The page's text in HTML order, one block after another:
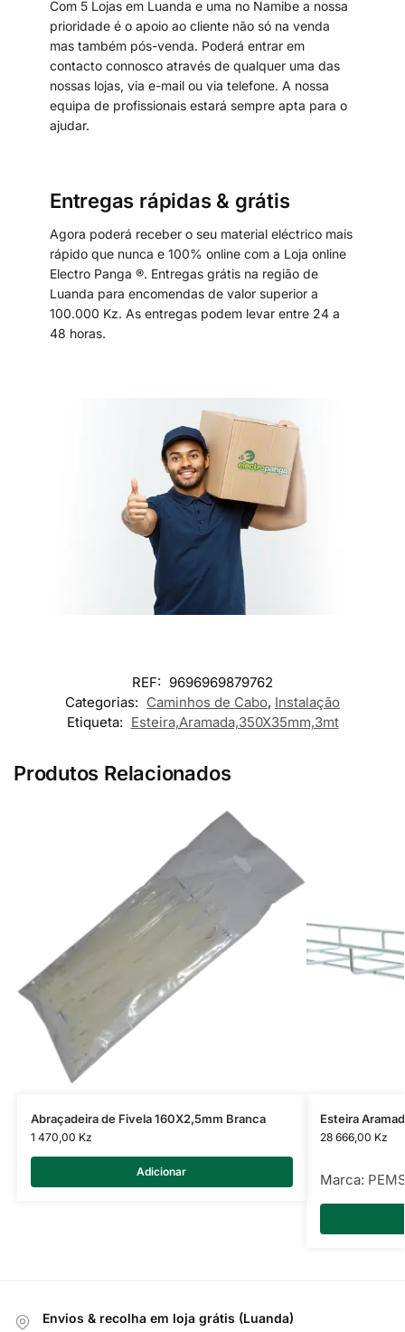
Com 5 Lojas em Luanda e uma no Namibe a nossa
prioridade é o apoio ao cliente não só na venda
mas também pós-venda. Poderá entrar em
contacto connosco através de qualquer uma das
nossas lojas, via e-mail ou via telefone. A nossa
equipa de profissionais estará sempre apta para o
ajudar.
Entregas rápidas & grátis
Agora poderá receber o seu material eléctrico mais
rápido que nunca e 100% online com a Loja online
Electro Panga ®. Entregas grátis na região de
Luanda para encomendas de valor superior a
100.000 Kz. As entregas podem levar entre 24 a
48 horas.
REF: 9696969879762
Categorias: Caminhos de Cabo, Instalação
Etiqueta: Esteira,Aramada,350X35mm,3mt
Produtos Relacionados
Abraçadeira de Fivela 160X2,5mm Branca
1 470,00 Kz
Adicionar
Esteira
28 666,00 Kz
Marca:
Envios & recolha em loja grátis (Luanda)